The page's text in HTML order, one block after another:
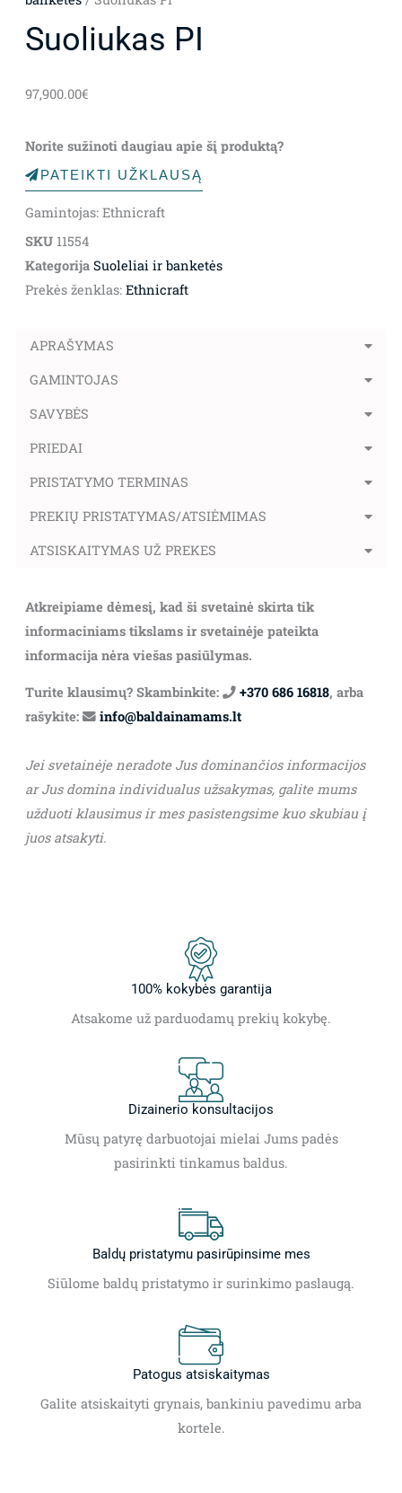
Suoliukas PI
97,900.00€
Norite sužinoti daugiau apie šį produktą?
PATEIKTI UŽKLAUSĄ
Gamintojas: Ethnicraft
SKU 11554
Kategorija Suoleliai ir banketės
Prekės ženklas: Ethnicraft
APRAŠYMAS
GAMINTOJAS
SAVYBĖS
PRIEDAI
PRISTATYMO TERMINAS
PREKIŲ PRISTATYMAS/ATSIĖMIMAS
ATSISKAITYMAS UŽ PREKES
Atkreipiame dėmesį, kad ši svetainė skirta tik
informaciniams tikslams ir svetainėje pateikta
informacija nėra viešas pasiūlymas.
Turite klausimų? Skambinkite: +370 686 16818, arba
rašykite:
info@baldainamams.lt
Jei svetainėje neradote Jus dominančios informacijos
ar Jus domina individualus užsakymas, galite mums
užduoti klausimus ir mes pasistengsime kuo skubiau į
juos atsakyti.
100% kokybės garantija
Atsakome už parduodamų prekių kokybę.
Dizainerio konsultacijos
Mūsų patyrę darbuotojai mielai Jums padės
pasirinkti tinkamus baldus.
Baldų pristatymu pasirūpinsime mes
Siūlome baldų pristatymo ir surinkimo paslaugą.
Patogus atsiskaitymas
Galite atsiskaityti grynais, bankiniu pavedimu arba
kortele.